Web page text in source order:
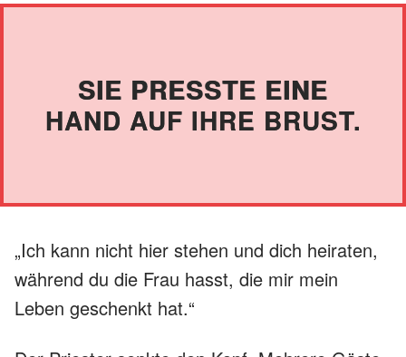
SIE PRESSTE EINE
HAND AUF IHRE BRUST.
„Ich kann nicht hier stehen und dich heiraten,
während du die Frau hasst, die mir mein
Leben geschenkt hat.“